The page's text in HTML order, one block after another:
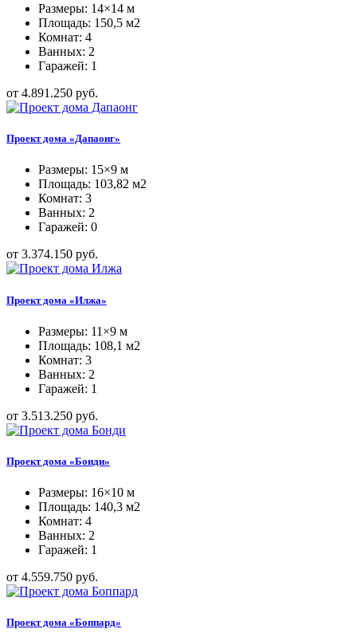
Размеры: 14×14 м
Площадь: 150,5 м2
Комнат: 4
Ванных: 2
Гаражей: 1
от 4.891.250 руб.
Проект дома «Дапаонг»
Размеры: 15×9 м
Площадь: 103,82 м2
Комнат: 3
Ванных: 2
Гаражей: 0
от 3.374.150 руб.
Проект дома «Илжа»
Размеры: 11×9 м
Площадь: 108,1 м2
Комнат: 3
Ванных: 2
Гаражей: 1
от 3.513.250 руб.
Проект дома «Бонди»
Размеры: 16×10 м
Площадь: 140,3 м2
Комнат: 4
Ванных: 2
Гаражей: 1
от 4.559.750 руб.
Проект дома «Боппард»